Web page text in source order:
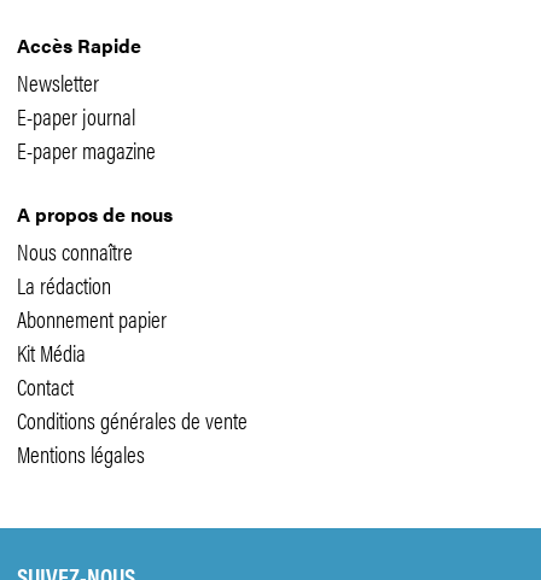
Accès Rapide
Newsletter
E-paper journal
E-paper magazine
A propos de nous
Nous connaître
La rédaction
Abonnement papier
Kit Média
Contact
Conditions générales de vente
Mentions légales